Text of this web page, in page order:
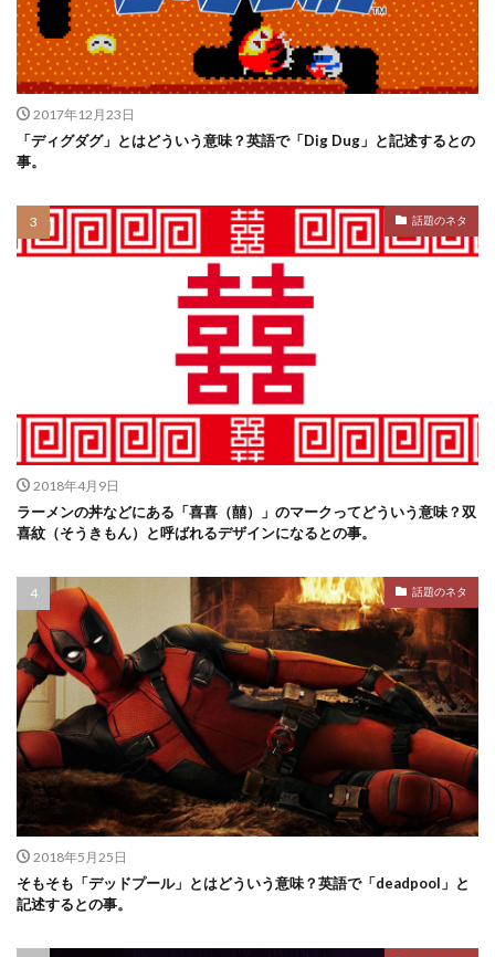
2017年12月23日
「ディグダグ」とはどういう意味？英語で「Dig Dug」と記述するとの
事。
話題のネタ
2018年4月9日
ラーメンの丼などにある「喜喜（囍）」のマークってどういう意味？双
喜紋（そうきもん）と呼ばれるデザインになるとの事。
話題のネタ
2018年5月25日
そもそも「デッドプール」とはどういう意味？英語で「deadpool」と
記述するとの事。